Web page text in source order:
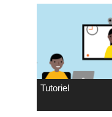
Tutoriel